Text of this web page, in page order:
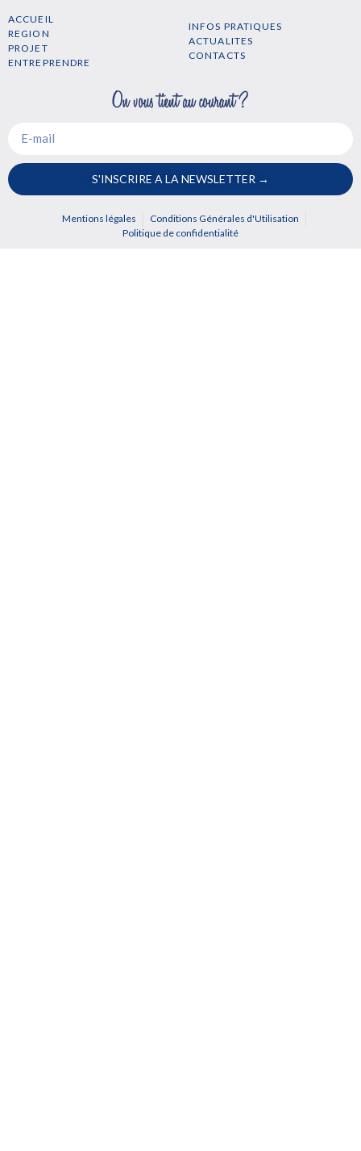
ACCUEIL
REGION
PROJET
ENTREPRENDRE
INFOS PRATIQUES
ACTUALITES
CONTACTS
S'INSCRIRE A LA NEWSLETTER →
Mentions légales
Conditions Générales d'Utilisation
Politique de confidentialité